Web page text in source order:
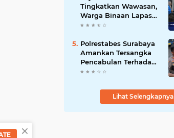
Tingkatkan Wawasan,
Warga Binaan Lapas
Pemuda Madiun
Mahasiswa UNIPMA
Polrestabes Surabaya
Amankan Tersangka
Pencabulan Terhadap
Tujuh Anak Dibawah
Lihat Selengkapnya
×